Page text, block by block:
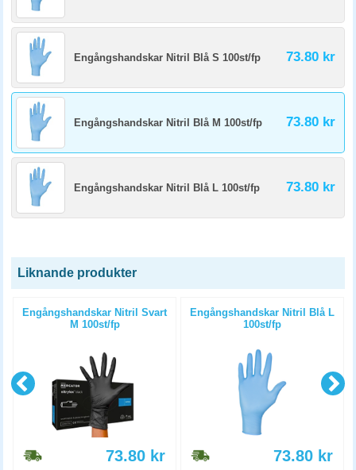
Engångshandskar Nitril Blå S 100st/fp 73.80 kr
Engångshandskar Nitril Blå M 100st/fp 73.80 kr
Engångshandskar Nitril Blå L 100st/fp 73.80 kr
Liknande produkter
Engångshandskar Nitril Svart
M 100st/fp
73.80 kr
Engångshandskar Nitril Blå L
100st/fp
73.80 kr